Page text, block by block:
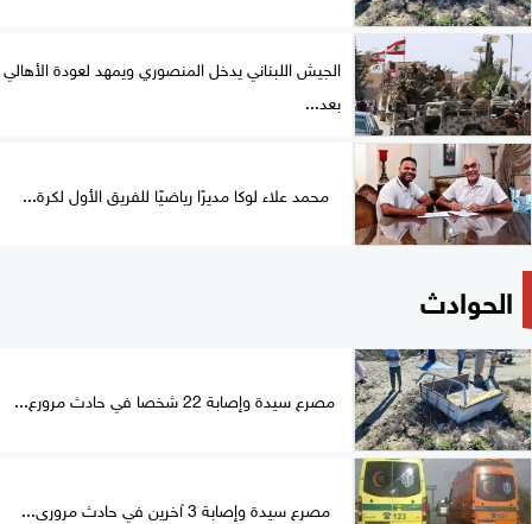
الجيش اللبناني يدخل المنصوري ويمهد لعودة الأهالي
بعد...
محمد علاء لوكا مديرًا رياضيًا للفريق الأول لكرة...
الحوادث
مصرع سيدة وإصابة 22 شخصا في حادث مرورع...
مصرع سيدة وإصابة 3 آخرين في حادث مرورى...